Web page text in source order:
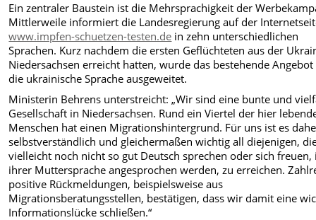
Ein zentraler Baustein ist die Mehrsprachigkeit der
Mittlerweile informiert die Landesregierung auf der
www.impfen-schuetzen-testen.de in zehn unterschiedlichen
Sprachen. Kurz nachdem die ersten Geflüchteten aus der
Niedersachsen erreicht hatten, wurde das bestehende
die ukrainische Sprache ausgeweitet.
Ministerin Behrens unterstreicht: „Wir sind eine bunte und
Gesellschaft in Niedersachsen. Rund ein Viertel der hier
Menschen hat einen Migrationshintergrund. Für uns ist es
selbstverständlich und gleichermaßen wichtig all diejenigen,
vielleicht noch nicht so gut Deutsch sprechen oder sich freuen,
ihrer Muttersprache angesprochen werden, zu erreichen.
positive Rückmeldungen, beispielsweise aus
Migrationsberatungsstellen, bestätigen, dass wir damit eine
Informationslücke schließen.“